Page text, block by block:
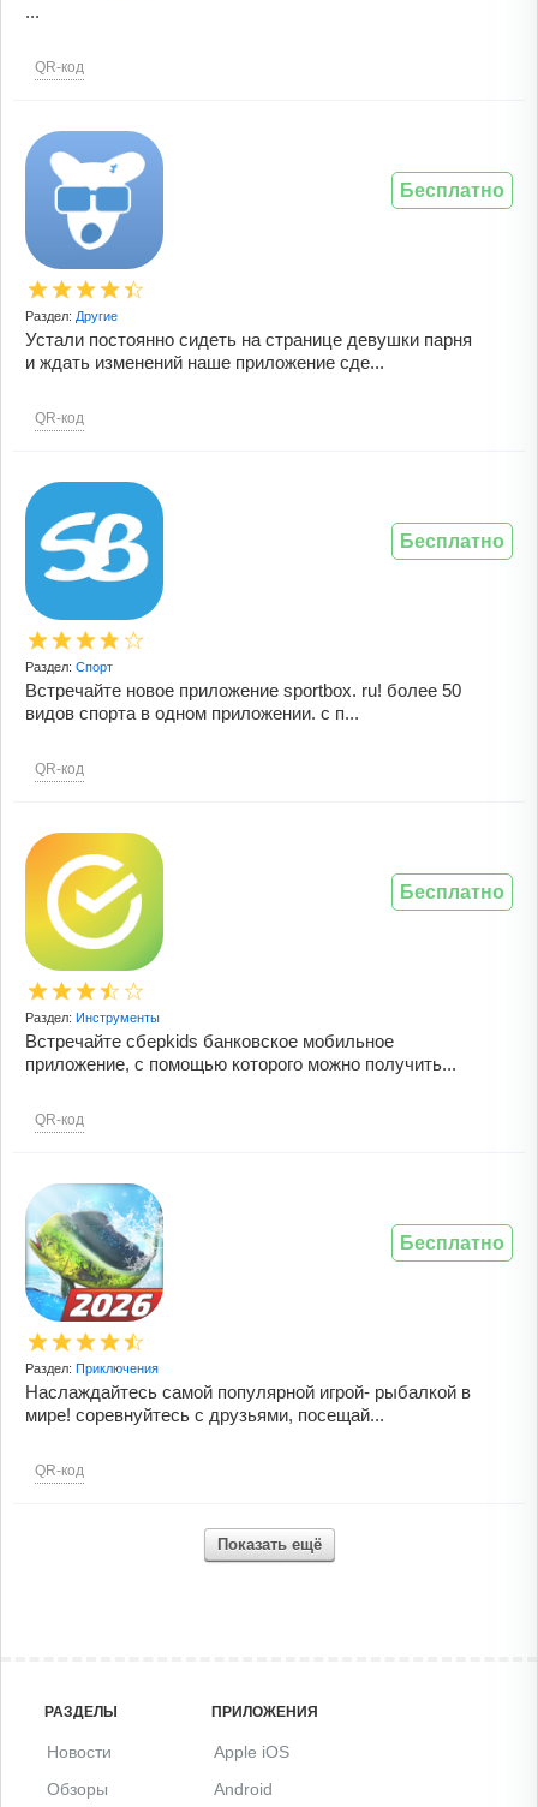
...
QR-код
Раздел: Другие
Устали постоянно сидеть на странице девушки парня
и ждать изменений наше приложение сде...
QR-код
Бесплатно
Раздел: Спорт
Встречайте новое приложение sportbox. ru! более 50
видов спорта в одном приложении. с п...
QR-код
Бесплатно
Раздел: Инструменты
Встречайте сберkids банковское мобильное
приложение, с помощью которого можно получить...
QR-код
Бесплатно
Раздел: Приключения
Наслаждайтесь самой популярной игрой- рыбалкой в
мире! соревнуйтесь с друзьями, посещай...
QR-код
Бесплатно
Показать ещё
РАЗДЕЛЫ
Новости
Обзоры
ПРИЛОЖЕНИЯ
Apple iOS
Android